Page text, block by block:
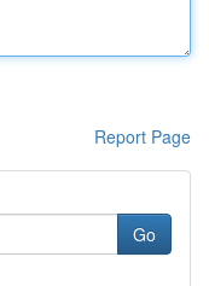
Report Page
Go